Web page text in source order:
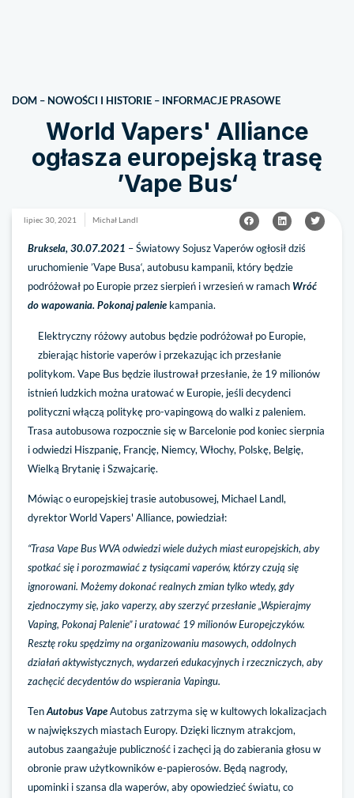
DOM – NOWOŚCI I HISTORIE – INFORMACJE PRASOWE
World Vapers' Alliance
ogłasza europejską trasę
’Vape Bus‘
lipiec 30, 2021 Michał Landl
Bruksela, 30.07.2021 – Światowy Sojusz Vaperów ogłosił dziś
uruchomienie ’Vape Busa‘, autobusu kampanii, który będzie
podróżował po Europie przez sierpień i wrzesień w ramachWróć
do wapowania. Pokonaj palenie kampania.
Elektryczny różowy autobus będzie podróżował po Europie,
zbierając historie vaperów i przekazując ich przesłanie
politykom. Vape Bus będzie ilustrował przesłanie, że 19 milionów
istnień ludzkich można uratować w Europie, jeśli decydenci
polityczni włączą politykę pro-vapingową do walki z paleniem.
Trasa autobusowa rozpocznie się w Barcelonie pod koniec sierpnia
i odwiedzi Hiszpanię, Francję, Niemcy, Włochy, Polskę, Belgię,
Wielką Brytanię i Szwajcarię.
Mówiąc o europejskiej trasie autobusowej, Michael Landl,
dyrektor World Vapers' Alliance, powiedział:
“Trasa Vape Bus WVA odwiedzi wiele dużych miast europejskich, aby
spotkać się i porozmawiać z tysiącami vaperów, którzy czują się
ignorowani. Możemy dokonać realnych zmian tylko wtedy, gdy
zjednoczymy się, jako vaperzy, aby szerzyć przesłanie „Wspierajmy
Vaping, Pokonaj Palenie” i uratować 19 milionów Europejczyków.
Resztę roku spędzimy na organizowaniu masowych, oddolnych
działań aktywistycznych, wydarzeń edukacyjnych i rzeczniczych, aby
zachęcić decydentów do wspierania Vapingu.
TenAutobus VapeAutobus zatrzyma się w kultowych lokalizacjach
w największych miastach Europy. Dzięki licznym atrakcjom,
autobus zaangażuje publiczność i zachęci ją do zabierania głosu w
obronie praw użytkowników e-papierosów. Będą nagrody,
upominki i szansa dla waperów, aby opowiedzieć światu, co